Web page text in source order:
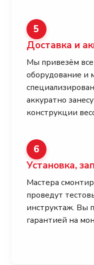
5
Доставка и
Мы привезём
оборудование и
аккуратно
конструкции
6
Установка,
Мастера
проведут
инструктаж. Вы
гарантией на